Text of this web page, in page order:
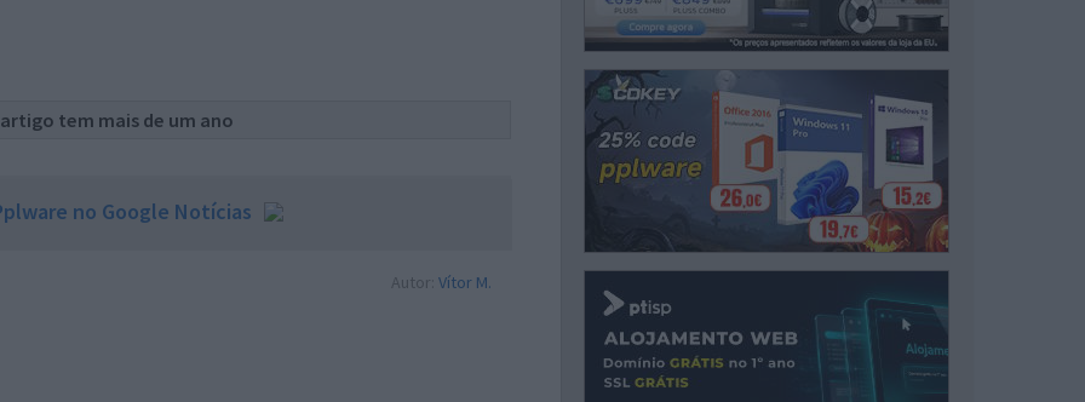
tem mais de um ano
no Google Notícias
Autor: Vítor M.